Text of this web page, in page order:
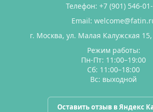
Телефон: +7 (901) 546-
Email:
г. Москва, ул. Малая Калужская
Режим работы:
Пн-Пт: 11:00–19:00
Сб: 11:00–18:00
Вс: выходной
Оставить отзыв в Яндекс